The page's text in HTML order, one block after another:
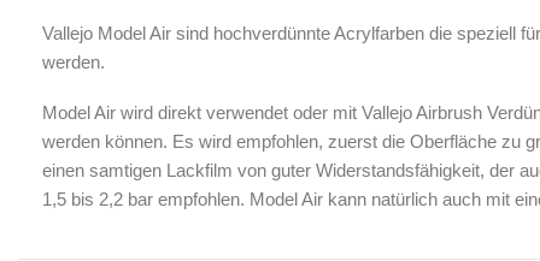
Zubehör & Ausstattung
Spezialliteratur & Anleitungen
Gutscheine
Vallejo Model Air sind hochverdünnte Acrylfarben die speziell
werden.
Model Air wird direkt verwendet oder mit Vallejo Airbrush
werden können. Es wird empfohlen, zuerst die Oberfläche zu
einen samtigen Lackfilm von guter Widerstandsfähigkeit, der
1,5 bis 2,2 bar empfohlen. Model Air kann natürlich auch mit